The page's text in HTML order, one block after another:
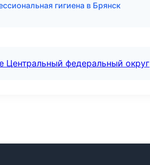
гигиена в Брянск
Центральный федеральный округ